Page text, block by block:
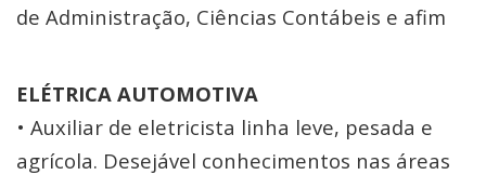
de Administração, Ciências Contábeis e afim
ELÉTRICA AUTOMOTIVA
• Auxiliar de eletricista linha leve, pesada e
agrícola. Desejável conhecimentos nas áreas